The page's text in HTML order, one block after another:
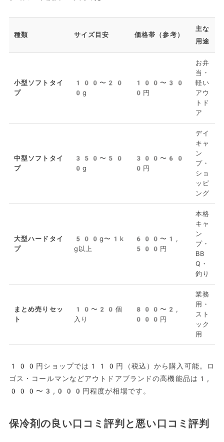
種類 サイズ目安 価格帯（参考）
主な
用途
小型ソフトタイ
プ
100〜20
0g
100〜30
0円
お弁
当・
軽い
アウ
トド
ア
中型ソフトタイ
プ
350〜50
0g
300〜60
0円
デイ
キャ
ン
プ・
ショ
ッピ
ング
大型ハードタイ
プ
500g〜1k
g以上
600〜1,
500円
本格
キャ
ン
プ・
BB
Q・
釣り
まとめ売りセッ
ト
10〜20個
入り
800〜2,
000円
業務
用・
スト
ック
用
100円ショップでは110円（税込）から購入可能。ロ
ゴス・コールマンなどアウトドアブランドの高機能品は1,
000〜3,000円程度が相場です。
保冷剤の良い口コミ評判と悪い口コミ評判